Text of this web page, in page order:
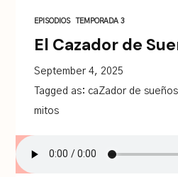
EPISODIOS TEMPORADA 3
El Cazador de
September 4, 2025
Tagged as: caZador de sueños
mitos